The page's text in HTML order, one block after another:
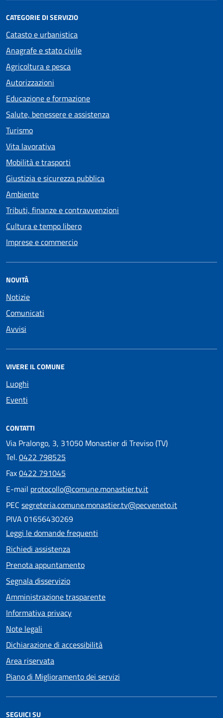
CATEGORIE DI SERVIZIO
Catasto e urbanistica
Anagrafe e stato civile
Agricoltura e pesca
Autorizzazioni
Educazione e formazione
Salute, benessere e assistenza
Turismo
Vita lavorativa
Mobilità e trasporti
Giustizia e sicurezza pubblica
Ambiente
Tributi, finanze e contravvenzioni
Cultura e tempo libero
Imprese e commercio
NOVITÀ
Notizie
Comunicati
Avvisi
VIVERE IL COMUNE
Luoghi
Eventi
CONTATTI
Via Pralongo, 3, 31050 Monastier di Treviso (TV)
Tel.0422 798525
Fax0422 791045
E-mail protocollo@comune.monastier.tv.it
PEC segreteria.comune.monastier.tv@pecveneto.it
PIVA 01656430269
Leggi le domande frequenti
Richiedi assistenza
Prenota appuntamento
Segnala disservizio
Amministrazione trasparente
Informativa privacy
Note legali
Dichiarazione di accessibilità
Area riservata
Piano di Miglioramento dei servizi
SEGUICI SU